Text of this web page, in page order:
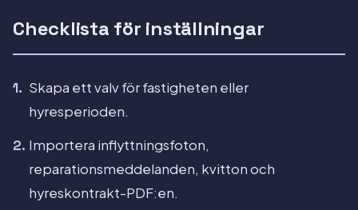
Checklista för inställningar
Skapa ett valv för fastigheten eller
hyresperioden.
Importera inflyttningsfoton,
reparationsmeddelanden, kvitton och
hyreskontrakt-PDF:en.